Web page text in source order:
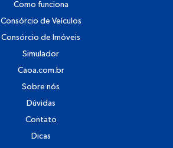
Como funciona
Consórcio de Veículos
Consórcio de Imóveis
Simulador
Caoa.com.br
Sobre nós
Dúvidas
Contato
Dicas